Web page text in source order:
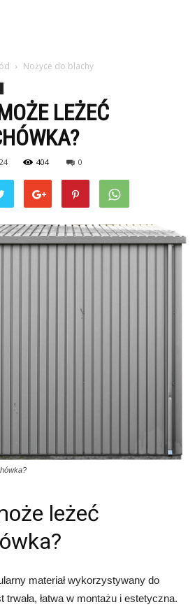
Nożyce do blachy
LEŻEĆ
404 0
leżeć
materiał wykorzystywany do
łatwa w montażu i estetyczna.